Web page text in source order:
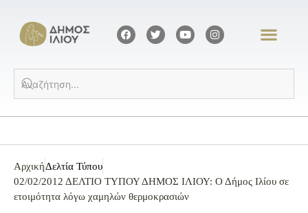
ΑρχικήΔελτία Τύπου
02/02/2012 ΔΕΛΤΙΟ ΤΥΠΟΥ ΔΗΜΟΣ ΙΛΙΟΥ: Ο Δήμος Ιλίου σε
ετοιμότητα λόγω χαμηλών θερμοκρασιών